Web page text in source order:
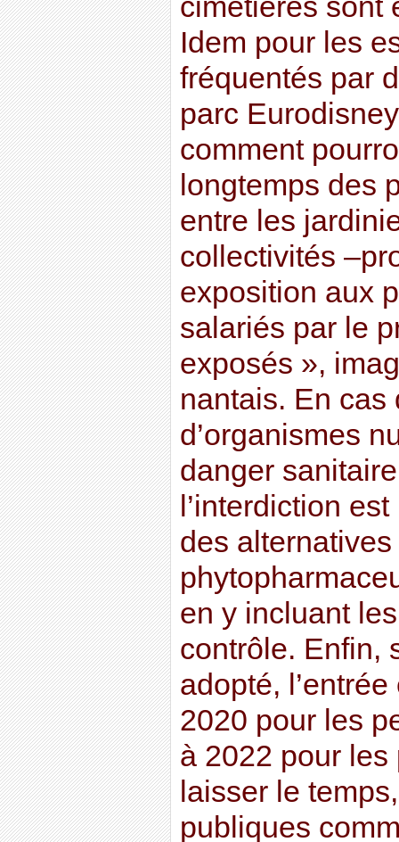
Idem pour les
fréquentés par
parc
comment
longtemps des
entre les
collectivités
exposition aux
salariés par le
exposés »,
nantais. En cas
d’organismes
danger
l’interdiction
des
en y incluant
contrôle. Enfin,
adopté,
2020 pour les
à 2022 pour
laisser le
publiques